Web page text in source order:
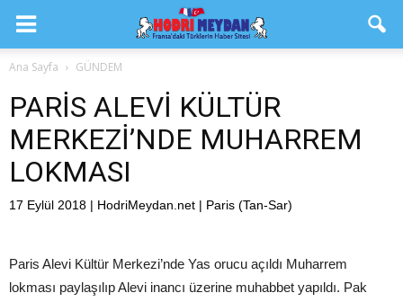
Ana Sayfa GÜNDEM
PARİS ALEVİ KÜLTÜR
MERKEZİ’NDE MUHARREM
LOKMASI
17 Eylül 2018 | HodriMeydan.net | Paris (Tan-Sar)
Paris Alevi Kültür Merkezi’nde Yas orucu açıldı Muharrem
lokması paylaşılıp Alevi inancı üzerine muhabbet yapıldı. Pak